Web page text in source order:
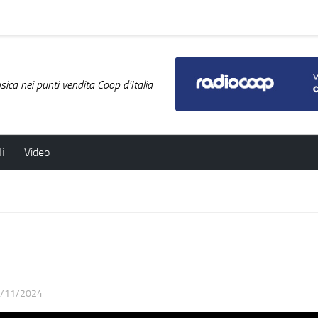
nei punti vendita Coop d'Italia
Video
11/2024